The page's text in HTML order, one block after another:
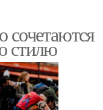
сочетаются
стилю